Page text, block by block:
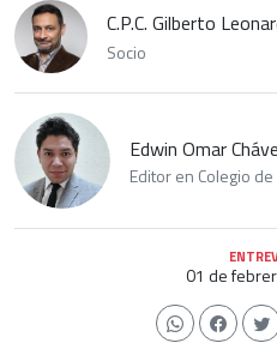
C.P.C. Gilberto
Socio
Edwin Omar
Editor en Colegio
01 de